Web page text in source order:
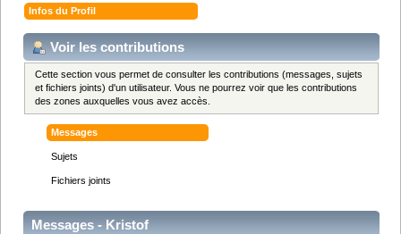
Infos du Profil
Voir les contributions
Cette section vous permet de consulter les contributions (messages, sujets
et fichiers joints) d'un utilisateur. Vous ne pourrez voir que les contributions
des zones auxquelles vous avez accès.
Messages
Sujets
Fichiers joints
Messages - Kristof